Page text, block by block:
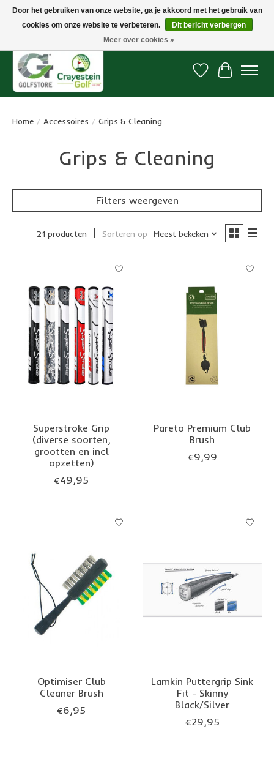
Snelle levering, gratis vanaf € 100. Onze oncourse Golfshop in Dordrecht is
Verlanglijst
Home / Accessoires / Grips & Cleaning
Grips & Cleaning
Filters weergeven
21 producten Sorteren op Meest bekeken
Superstroke Grip
(diverse soorten,
grootten en incl
opzetten)
€49,95
Pareto Premium Club
Brush
€9,99
Optimiser Club
Cleaner Brush
€6,95
Lamkin Puttergrip Sink
Fit - Skinny
Black/Silver
€29,95
Door het gebruiken van onze website, ga je akkoord met het gebruik van
cookies om onze website te verbeteren.
Dit bericht verbergen
Meer over cookies »